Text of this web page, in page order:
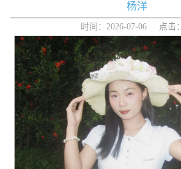
杨洋
时间：2026-07-06 点击：